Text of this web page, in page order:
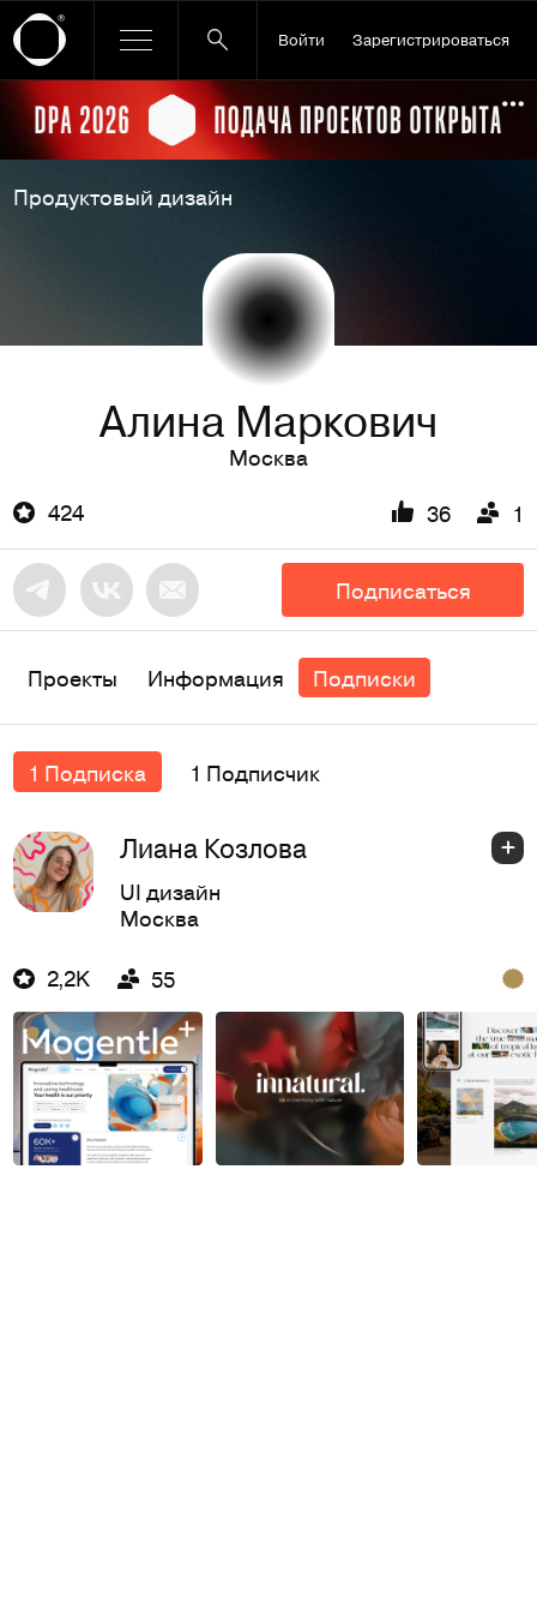
Войти Зарегистрироваться
Ссылка баннера
Продуктовый дизайн
Алина Маркович
Москва
424
36 1
Подписаться
Проекты Информация Подписки
1 Подписка 1 Подписчик
Лиана Козлова
UI дизайн
Москва
2,2K 55